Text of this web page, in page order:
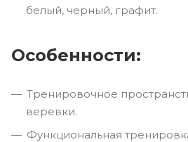
белый, черный, графит.
Особенности:
Тренировочное
веревки.
Функциональная